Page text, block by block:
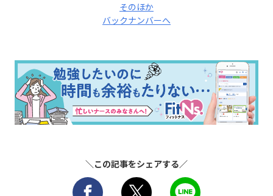
そのほか
バックナンバーへ
＼この記事をシェアする／